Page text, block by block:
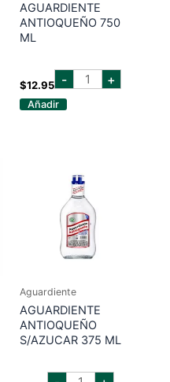
AGUARDIENTE
ANTIOQUEÑO 750
ML
$12.95 - AGUARDIENTE
ANTIOQUEÑO
+
Añadir
Aguardiente
AGUARDIENTE
ANTIOQUEÑO
S/AZUCAR 375 ML
aguardiente